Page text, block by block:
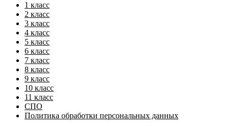
1 класс
2 класс
3 класс
4 класс
5 класс
6 класс
7 класс
8 класс
9 класс
10 класс
11 класс
СПО
Политика обработки персональных данных